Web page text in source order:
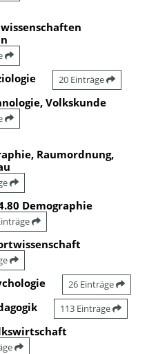
20 Einträge
Volkskunde
Raumordnung,
Demographie
26 Einträge
113 Einträge